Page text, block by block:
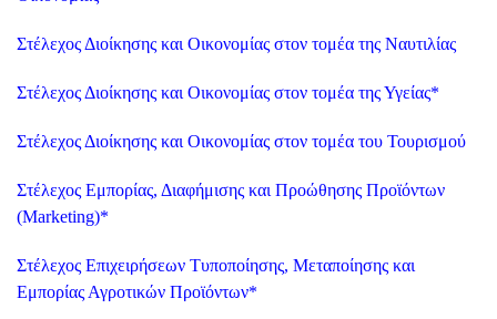
Στέλεχος Διοίκησης και Οικονομίας στον τομέα της Ναυτιλίας
Στέλεχος Διοίκησης και Οικονομίας στον τομέα της Υγείας*
Στέλεχος Διοίκησης και Οικονομίας στον τομέα του Τουρισμού
Στέλεχος Εμπορίας, Διαφήμισης και Προώθησης Προϊόντων
(Marketing)*
Στέλεχος Επιχειρήσεων Τυποποίησης, Μεταποίησης και
Εμπορίας Αγροτικών Προϊόντων*